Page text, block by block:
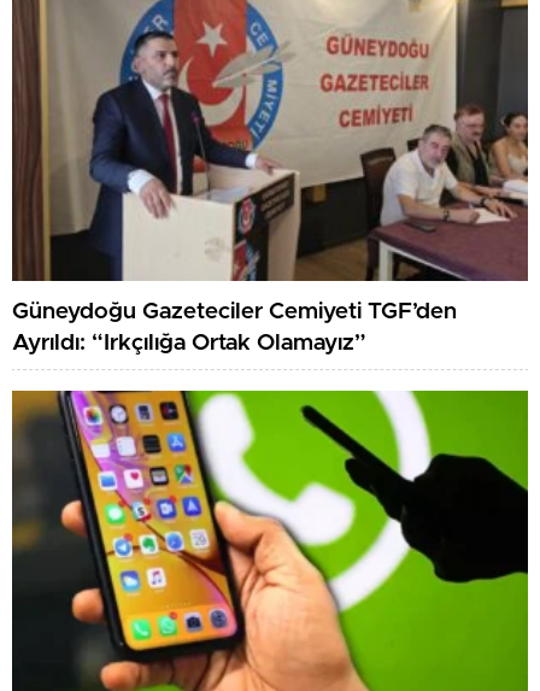
Güneydoğu Gazeteciler Cemiyeti TGF’den
Ayrıldı: “Irkçılığa Ortak Olamayız”